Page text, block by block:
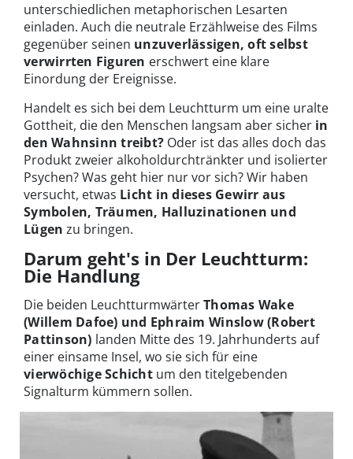
unterschiedlichen metaphorischen Lesarten
einladen. Auch die neutrale Erzählweise des Films
gegenüber seinen unzuverlässigen, oft selbst
verwirrten Figuren erschwert eine klare
Einordung der Ereignisse.
Handelt es sich bei dem Leuchtturm um eine uralte
Gottheit, die den Menschen langsam aber sicher in
den Wahnsinn treibt? Oder ist das alles doch das
Produkt zweier alkoholdurchtränkter und isolierter
Psychen? Was geht hier nur vor sich? Wir haben
versucht, etwas Licht in dieses Gewirr aus
Symbolen, Träumen, Halluzinationen und
Lügen zu bringen.
Darum geht's in Der Leuchtturm:
Die Handlung
Die beiden LeuchtturmwärterThomas Wake
(Willem Dafoe) und Ephraim Winslow (Robert
Pattinson) landen Mitte des 19. Jahrhunderts auf
einer einsame Insel, wo sie sich für eine
vierwöchige Schichtum den titelgebenden
Signalturm kümmern sollen.